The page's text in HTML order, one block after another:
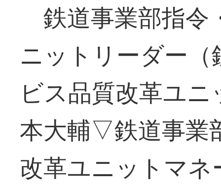
鉄道事業部指令
ニットリーダー
ビス品質改革ユ
本大輔▽鉄道事業
改革ユニットマ